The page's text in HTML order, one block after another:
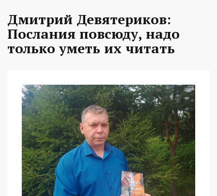
Дмитрий Девятериков:
Послания повсюду, надо
только уметь их читать